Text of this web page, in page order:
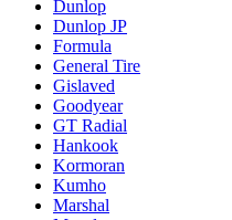
Dunlop
Dunlop JP
Formula
General Tire
Gislaved
Goodyear
GT Radial
Hankook
Kormoran
Kumho
Marshal